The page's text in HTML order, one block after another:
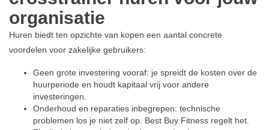
organisatie
Huren biedt ten opzichte van kopen een aantal concrete
voordelen voor zakelijke gebruikers:
Geen grote investering vooraf: je spreidt de kosten over de
huurperiode en houdt kapitaal vrij voor andere
investeringen.
Onderhoud en reparaties inbegrepen: technische
problemen los je niet zelf op. Best Buy Fitness regelt het.